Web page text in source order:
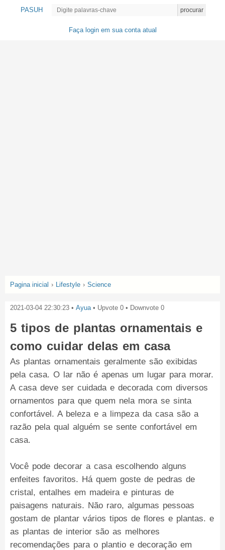
PASUH procurar
Faça login em sua conta atual
Pagina inicial › Lifestyle › Science
2021-03-04 22:30:23 • Ayua• Upvote 0 • Downvote 0
5 tipos de plantas ornamentais e
como cuidar delas em casa
As plantas ornamentais geralmente são exibidas
pela casa. O lar não é apenas um lugar para morar.
A casa deve ser cuidada e decorada com diversos
ornamentos para que quem nela mora se sinta
confortável. A beleza e a limpeza da casa são a
razão pela qual alguém se sente confortável em
casa.
Você pode decorar a casa escolhendo alguns
enfeites favoritos. Há quem goste de pedras de
cristal, entalhes em madeira e pinturas de
paisagens naturais. Não raro, algumas pessoas
gostam de plantar vários tipos de flores e plantas. e
as plantas de interior são as melhores
recomendações para o plantio e decoração em